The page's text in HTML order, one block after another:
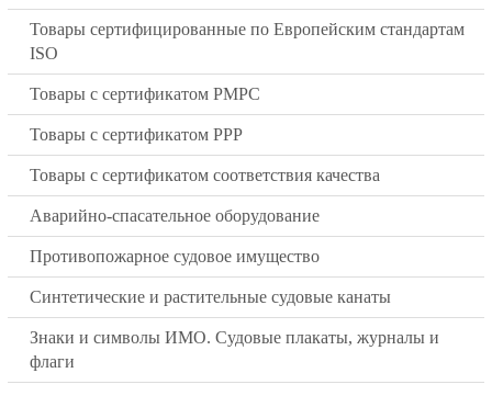
Товары сертифицированные по Европейским стандартам
ISO
Товары с сертификатом РМРС
Товары с сертификатом РРР
Товары с сертификатом соответствия качества
Аварийно-спасательное оборудование
Противопожарное судовое имущество
Синтетические и растительные судовые канаты
Знаки и символы ИМО. Судовые плакаты, журналы и
флаги